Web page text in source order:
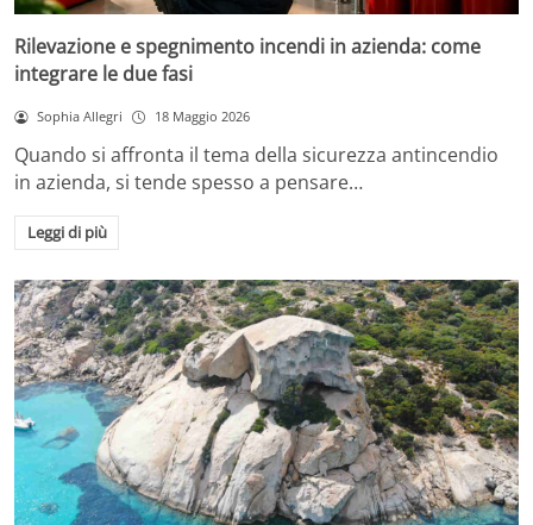
Rilevazione e spegnimento incendi in azienda: come
integrare le due fasi
Sophia Allegri 18 Maggio 2026
Quando si affronta il tema della sicurezza antincendio
in azienda, si tende spesso a pensare…
Leggi di più